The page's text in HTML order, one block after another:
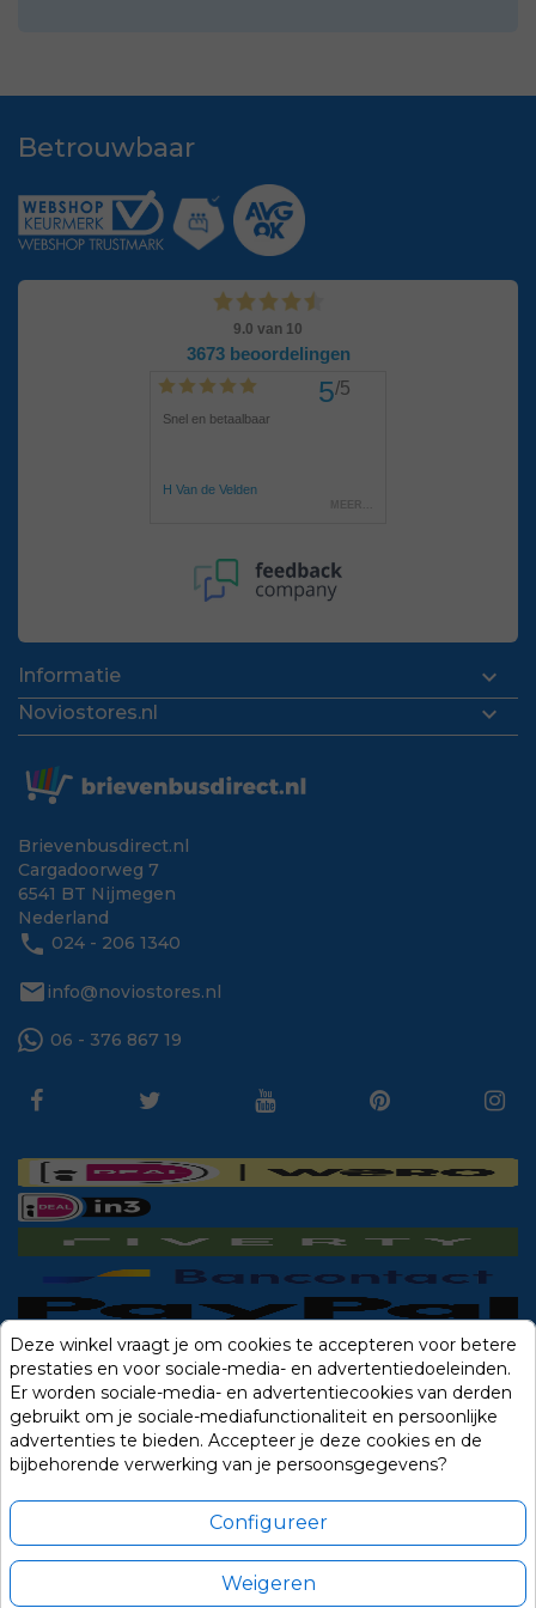
Betrouwbaar
Informatie 
Noviostores.nl 
Brievenbusdirect.nl
Cargadoorweg 7
6541 BT Nijmegen
Nederland
phone 024 - 206 1340
mail info@noviostores.nl
06 - 376 867 19
Deze winkel vraagt je om cookies te accepteren voor betere
prestaties en voor sociale-media- en advertentiedoeleinden.
Er worden sociale-media- en advertentiecookies van derden
gebruikt om je sociale-mediafunctionaliteit en persoonlijke
advertenties te bieden. Accepteer je deze cookies en de
bijbehorende verwerking van je persoonsgegevens?
Configureer
Weigeren